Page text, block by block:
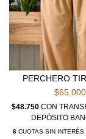
PERCHERO
$65.000
$48.750 CON
DEPÓSITO
6CUOTAS SIN INTERÉS